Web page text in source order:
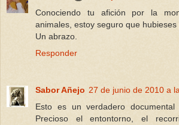
Conociendo tu afición por la
animales, estoy seguro que
Un abrazo.
Responder
Sabor Añejo 27 de junio de 2010 a
Esto es un verdadero
Precioso el entontorno, el